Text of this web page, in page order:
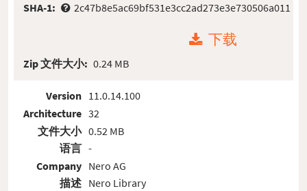
SHA-1:
2c47b8e5ac69bf531e3cc2ad273e3e730506a011
下载
Zip 文件大小: 0.24 MB
Version
Architecture
文件大小
语言
Company
描述
11.0.14.100
32
0.52 MB
-
Nero AG
Nero Library